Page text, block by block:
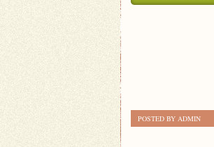
POSTED BY ADMIN